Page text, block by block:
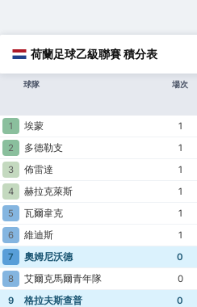
荷蘭足球乙級聯賽 積分表
球隊 場次
1 埃蒙 1
2
多德勒支 1
3
佈雷達 1
4
赫拉克萊斯 1
5
瓦爾韋克 1
6
維迪斯 1
7
奧姆尼沃德 0
8
艾爾克馬爾青年隊 0
9
格拉夫斯查普 0